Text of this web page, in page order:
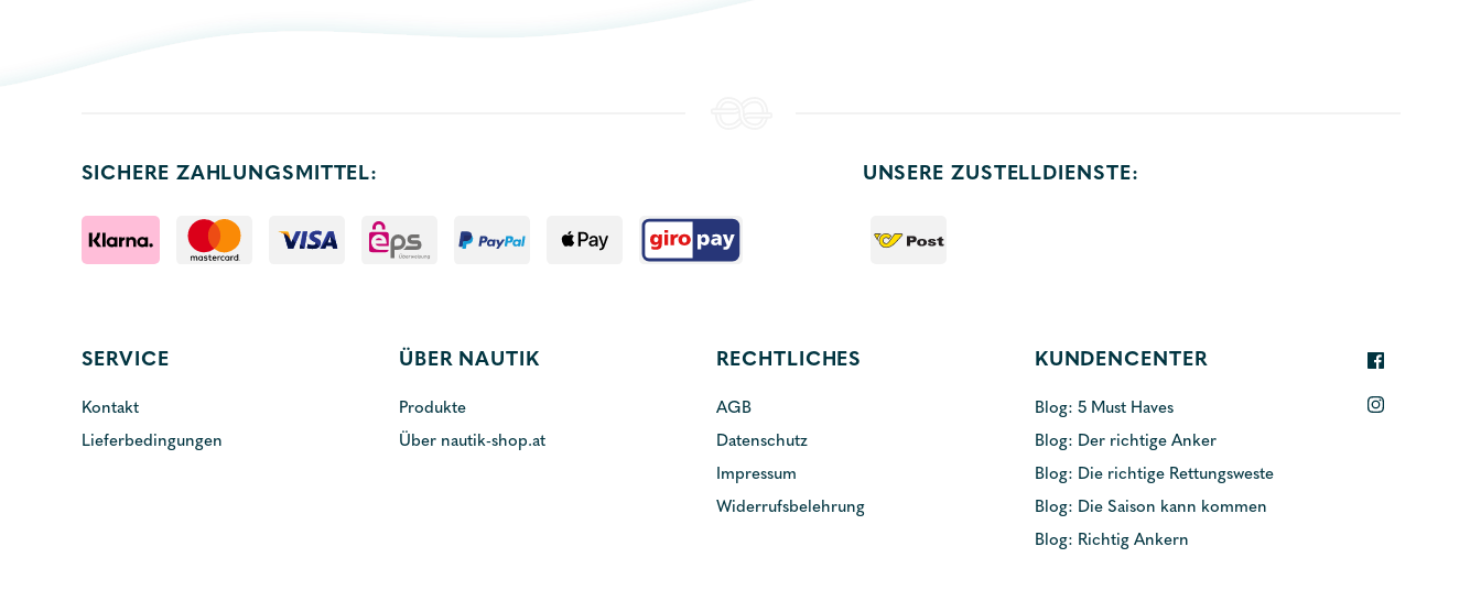
SICHERE ZAHLUNGSMITTEL: UNSERE ZUSTELLDIENSTE:
SERVICE
Kontakt
Lieferbedingungen
ÜBER NAUTIK
Produkte
Über nautik-shop.at
RECHTLICHES
AGB
Datenschutz
Impressum
Widerrufsbelehrung
KUNDENCENTER
Blog: 5 Must Haves
Blog: Der richtige Anker
Blog: Die richtige Rettungsweste
Blog: Die Saison kann kommen
Blog: Richtig Ankern